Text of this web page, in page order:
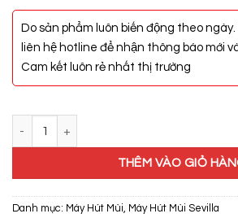
Do sản phẩm luôn biến động theo
liên hệ hotline để nhận thông báo mới
Cam kết luôn rẻ nhất thị trường
THÊM VÀO GIỎ
Danh mục: Máy Hút Mùi, Máy Hút Mùi Sevilla